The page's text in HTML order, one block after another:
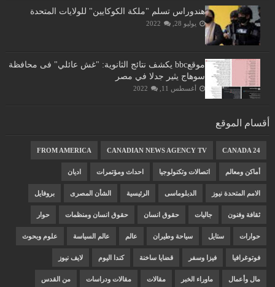
هندوراس تسلم "ملكة الكوكايين" للولايات المتحدة
يوليو 28, 2022
موقعbbc يكشف نتائج الثانوية: "غش عائلي" فى محافظة
سوهاج يثير جدلا في مصر
أغسطس 11, 2022
أقسام الموقع
CANADA 24
CANADIAN NEWS AGENCY TV
FROM AMERICA
أماكن ومعالم اتصالات وتكنولوجيا احداث ومؤتمرات اديان
الامم المتحدة نيوز الدبلوماسى الرئيسية الشأن المصرى بروفايل
ثقافة وفنون جاليات حقوق انسان حقوق انسان ومنظمات حوار
حوارات ستايل سياحة وطيران عالم عالم السياسة علوم وبحوث
فوتوغرافيا فيزا وسفر قضايا ساخنة كندا اليوم لايف نيوز
مال وأعمال ماوراء الخبر مقالات مقالات ودراسات من القدس